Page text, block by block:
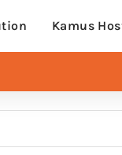
Kamus